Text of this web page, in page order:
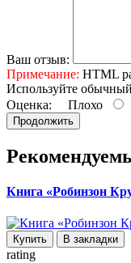
Ваш отзыв:
Примечание: HTML
Используйте обычный
Оценка: Плохо
Продолжить
Книга «Робинзон
Купить В закладки
rating